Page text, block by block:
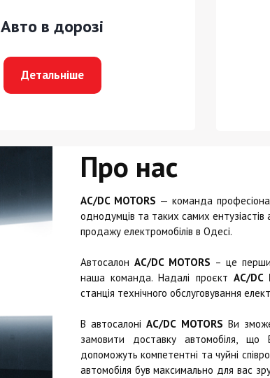
Авто в дорозі
Детальніше
Про нас
AC/DC MOTORS — команда
однодумців та таких самих ентузіастів
продажу електромобілів в Одесі.
Автосалон AC/DC MOTORS – це
наша команда. Надалі проєкт AC/DC
станція технічного обслуговування
В автосалоніAC/DC MOTORS Ви
замовити доставку автомобіля, що
допоможуть компетентні та чуйні
автомобіля був максимально для вас